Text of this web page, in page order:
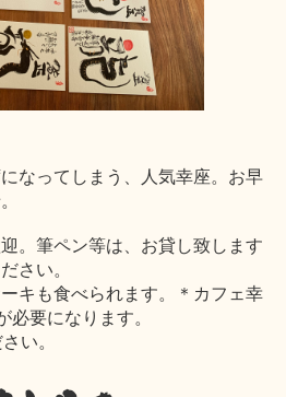
なってしまう、人気幸座。お早
。筆ペン等は、お貸し致します
さい。
キも食べられます。＊カフェ幸
必要になります。
い。